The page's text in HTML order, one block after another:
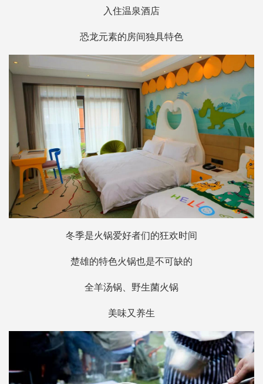
入住温泉酒店
恐龙元素的房间独具特色
冬季是火锅爱好者们的狂欢时间
楚雄的特色火锅也是不可缺的
全羊汤锅、野生菌火锅
美味又养生